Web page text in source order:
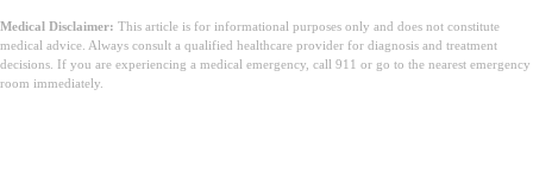
Medical Disclaimer: This article is for informational purposes only and does not constitute
medical advice. Always consult a qualified healthcare provider for diagnosis and treatment
decisions. If you are experiencing a medical emergency, call 911 or go to the nearest emergency
room immediately.